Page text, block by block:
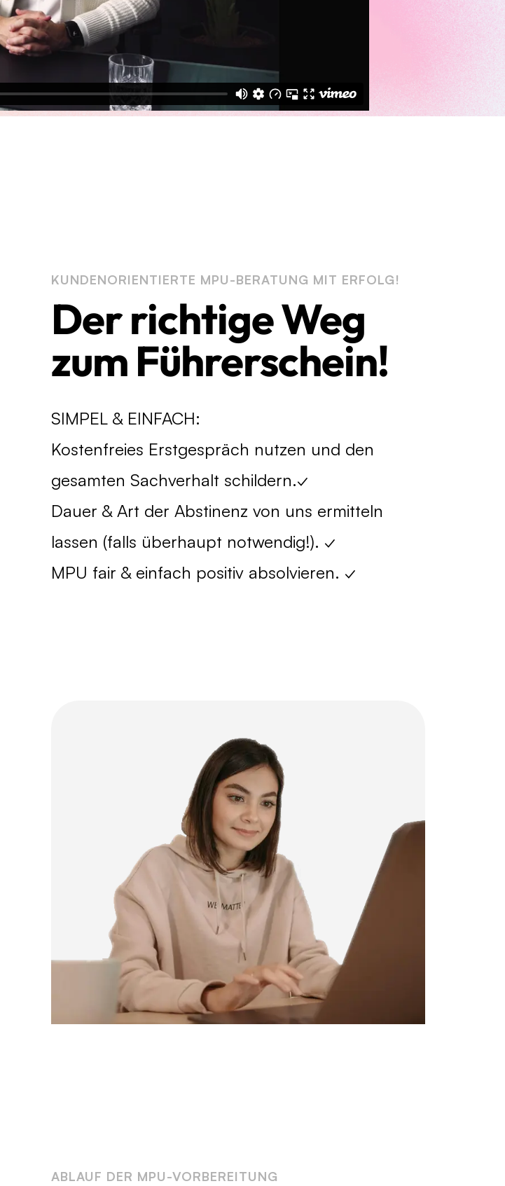
KUNDENORIENTIERTE MPU-BERATUNG MIT ERFOLG!
Der richtige Weg
zum Führerschein!
SIMPEL & EINFACH:
Kostenfreies Erstgespräch nutzen und den
gesamten Sachverhalt schildern.✓
Dauer & Art der Abstinenz von uns ermitteln
lassen (falls überhaupt notwendig!). ✓
MPU fair & einfach positiv absolvieren. ✓
ABLAUF DER MPU-VORBEREITUNG